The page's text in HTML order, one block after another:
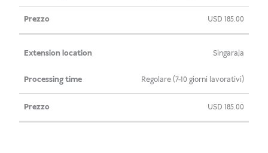
USD 185.00
Singaraja
Regolare (7-10 giorni lavorativi)
USD 185.00